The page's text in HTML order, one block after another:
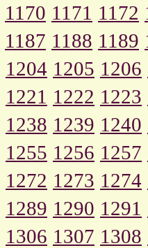
1170 1171 1172
1187 1188 1189
1204 1205 1206
1221 1222 1223
1238 1239 1240
1255 1256 1257
1272 1273 1274
1289 1290 1291
1306 1307 1308